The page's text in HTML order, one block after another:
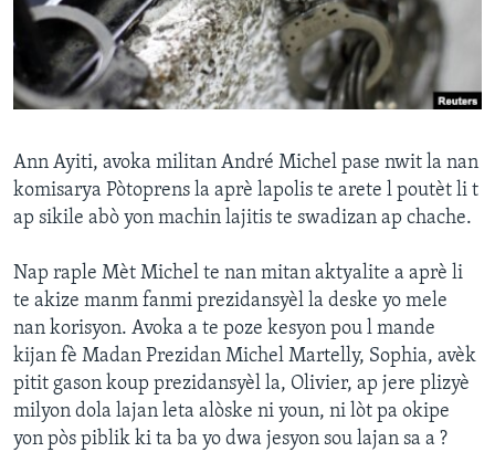
Languages
Ann Ayiti, avoka militan André Michel pase nwit la nan
komisarya Pòtoprens la aprè lapolis te arete l poutèt li t
ap sikile abò yon machin lajitis te swadizan ap chache.
Nap raple Mèt Michel te nan mitan aktyalite a aprè li
te akize manm fanmi prezidansyèl la deske yo mele
nan korisyon. Avoka a te poze kesyon pou l mande
kijan fè Madan Prezidan Michel Martelly, Sophia, avèk
pitit gason koup prezidansyèl la, Olivier, ap jere plizyè
milyon dola lajan leta alòske ni youn, ni lòt pa okipe
yon pòs piblik ki ta ba yo dwa jesyon sou lajan sa a ?